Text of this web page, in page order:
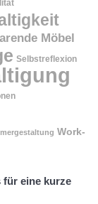
Möbel
Selbstreflexion
Work-
für eine kurze